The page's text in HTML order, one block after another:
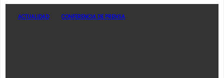
ACTUALIDAD CONFERENCIA DE PRENSA